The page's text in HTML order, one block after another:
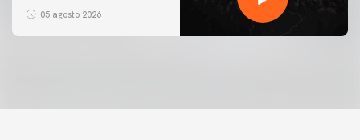
05 agosto 2026